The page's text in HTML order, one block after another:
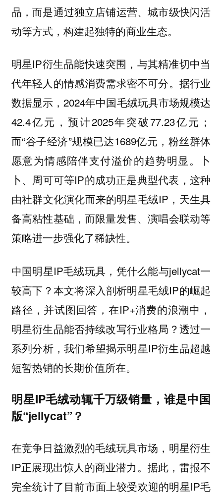
品，而是通过独立店铺运营、城市级快闪活
动等方式，构建起独特的商业生态。
明星IP衍生品能快速突围，与其精准切中当
代年轻人的情感消费需求密不可分。据行业
数据显示，2024年中国毛绒玩具市场规模达
42.4亿元，预计2025年突破77.23亿元；
而“谷子经济”规模已达1689亿元，粉丝群体
愿意为情感陪伴支付溢价的趋势明显。卜
卜、周可可等IP的成功正是典型代表，这种
由社群文化演化而来的明星毛绒IP，天生具
备高粘性基础，而限量发售、演唱会联动等
策略进一步强化了稀缺性。
中国明星IP毛绒玩具，凭什么能与jellycat一
较高下？本文将深入剖析明星毛绒IP的崛起
路径，并试图回答，在IP+消费的浪潮中，
明星衍生品能否持续改写行业格局？透过一
系列分析，我们希望揭示明星IP衍生品超越
短暂热销的长期价值所在。
明星IP毛绒动辄千万级销量，谁是中国
版“jellycat”？
在竞争日益激烈的毛绒玩具市场，明星衍生
IP正展现出惊人的商业潜力。据此，雷报不
完全统计了目前市面上较受欢迎的明星IP毛